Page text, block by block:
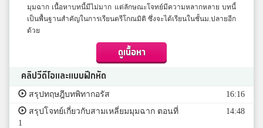
มุมฉาก เนื้อหาบทนี้มีไม่มาก แต่ลักษณะโจทย์มีความหลากหลาย บทนี้
เป็นพื้นฐานสำคัญในการเรียนตรีโกณมิติ ซึ่งจะได้เรียนในชั้นม.ปลายอีก
ด้วย
ดูเนื้อหา
คลิปวีดีโอและแบบฝึกหัด
สรุปทฤษฎีบทพิทากอรัส
16:16
สรุปโจทย์เกี่ยวกับสามเหลี่ยมมุมฉาก ตอนที่
1
14:48